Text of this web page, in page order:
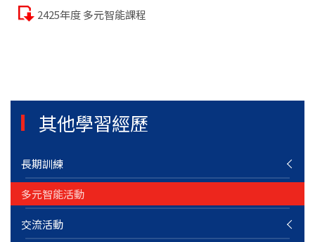
2425年度 多元智能課程
其他學習經歷
長期訓練
多元智能活動
交流活動